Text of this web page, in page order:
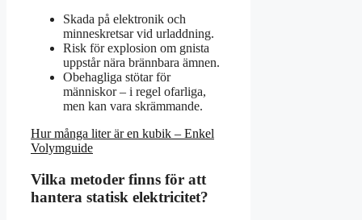
Skada på elektronik och
minneskretsar vid urladdning.
Risk för explosion om gnista
uppstår nära brännbara ämnen.
Obehagliga stötar för
människor – i regel ofarliga,
men kan vara skrämmande.
Hur många liter är en kubik – Enkel
Volymguide
Vilka metoder finns för att
hantera statisk elektricitet?